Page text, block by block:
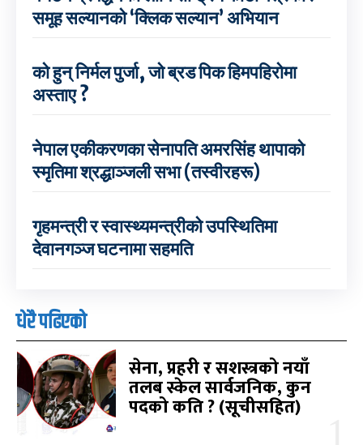
समूह सल्यानको ‘क्लिक सल्यान’ अभियान
को हुन् निर्मल पुर्जा, जो ब्रड पिक हिमपहिरोमा
अस्ताए ?
नेपाल एकीकरणका सेनापति अमरसिंह थापाको
स्मृतिमा श्रद्धाञ्जली सभा (तस्वीरहरू)
गृहमन्त्री र स्वास्थ्यमन्त्रीको उपस्थितिमा
देवानगञ्ज घटनामा सहमति
धेरै पढिएको
सेना, प्रहरी र सशस्त्रको नयाँ
तलब स्केल सार्वजनिक, कुन
पदको कति ? (सूचीसहित)